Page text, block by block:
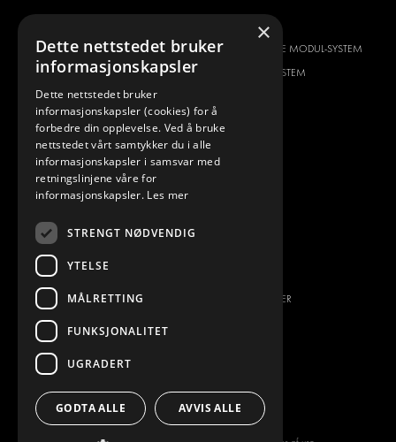
CITROËN
DACIA
FIAT
HYUNDAI
IVECO
MAN
MERCEDES
NISSAN
OPEL
PEUGEOT
RENAULT
TOYOTA
HVORFOR VELGE MODUL-SYSTEM
OM MODUL-SYSTEM
JOBBMULIGHETER
×
Dette nettstedet bruker
informasjonskapsler
Dette nettstedet bruker
informasjonskapsler (cookies) for å
forbedre din opplevelse. Ved å bruke
nettstedet vårt samtykker du i alle
informasjonskapsler i samsvar med
retningslinjene våre for
informasjonskapsler. Les mer
STRENGT NØDVENDIG
YTELSE
MÅLRETTING
FUNKSJONALITET
UGRADERT
GODTA ALLE AVVIS ALLE